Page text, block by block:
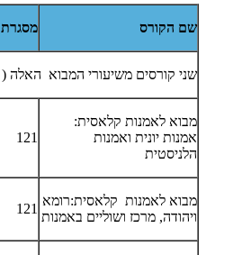
שם הקורס מסגרת
שני קורסים משיעורי המבוא האלה ( 4 ש"ס):
מבוא לאמנות קלאסית:
אמנות יונית ואמנות
הלניסטית
121
מבוא לאמנות קלאסית:רומא
ויהודה, מרכז ושוליים באמנות
121